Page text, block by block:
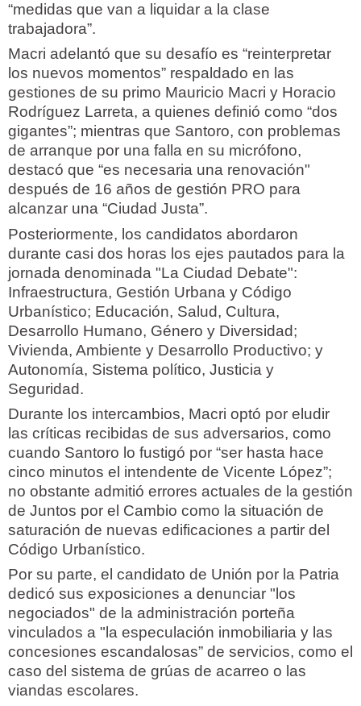
“medidas que van a liquidar a la clase
trabajadora”.
Macri adelantó que su desafío es “reinterpretar
los nuevos momentos” respaldado en las
gestiones de su primo Mauricio Macri y Horacio
Rodríguez Larreta, a quienes definió como “dos
gigantes”; mientras que Santoro, con problemas
de arranque por una falla en su micrófono,
destacó que “es necesaria una renovación"
después de 16 años de gestión PRO para
alcanzar una “Ciudad Justa”.
Posteriormente, los candidatos abordaron
durante casi dos horas los ejes pautados para la
jornada denominada "La Ciudad Debate":
Infraestructura, Gestión Urbana y Código
Urbanístico; Educación, Salud, Cultura,
Desarrollo Humano, Género y Diversidad;
Vivienda, Ambiente y Desarrollo Productivo; y
Autonomía, Sistema político, Justicia y
Seguridad.
Durante los intercambios, Macri optó por eludir
las críticas recibidas de sus adversarios, como
cuando Santoro lo fustigó por “ser hasta hace
cinco minutos el intendente de Vicente López”;
no obstante admitió errores actuales de la gestión
de Juntos por el Cambio como la situación de
saturación de nuevas edificaciones a partir del
Código Urbanístico.
Por su parte, el candidato de Unión por la Patria
dedicó sus exposiciones a denunciar "los
negociados" de la administración porteña
vinculados a "la especulación inmobiliaria y las
concesiones escandalosas” de servicios, como el
caso del sistema de grúas de acarreo o las
viandas escolares.